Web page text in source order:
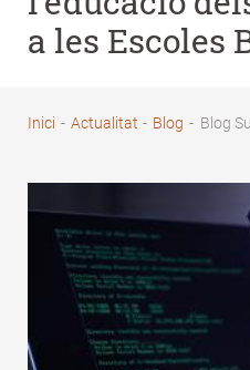
a les Escoles
d'Ariadna
Inici - Actualitat - Blog - Blog